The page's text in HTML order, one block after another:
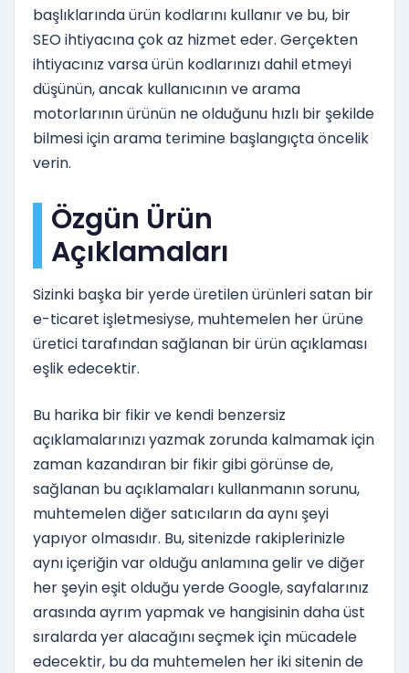
başlıklarında ürün kodlarını kullanır ve bu, bir
SEO ihtiyacına çok az hizmet eder. Gerçekten
ihtiyacınız varsa ürün kodlarınızı dahil etmeyi
düşünün, ancak kullanıcının ve arama
motorlarının ürünün ne olduğunu hızlı bir şekilde
bilmesi için arama terimine başlangıçta öncelik
verin.
Özgün Ürün
Açıklamaları
Sizinki başka bir yerde üretilen ürünleri satan bir
e-ticaret işletmesiyse, muhtemelen her ürüne
üretici tarafından sağlanan bir ürün açıklaması
eşlik edecektir.
Bu harika bir fikir ve kendi benzersiz
açıklamalarınızı yazmak zorunda kalmamak için
zaman kazandıran bir fikir gibi görünse de,
sağlanan bu açıklamaları kullanmanın sorunu,
muhtemelen diğer satıcıların da aynı şeyi
yapıyor olmasıdır. Bu, sitenizde rakiplerinizle
aynı içeriğin var olduğu anlamına gelir ve diğer
her şeyin eşit olduğu yerde Google, sayfalarınız
arasında ayrım yapmak ve hangisinin daha üst
sıralarda yer alacağını seçmek için mücadele
edecektir, bu da muhtemelen her iki sitenin de